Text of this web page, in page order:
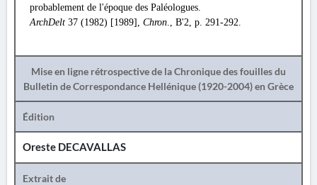
probablement de l'époque des Paléologues.
ArchDelt 37 (1982) [1989], Chron., B'2, p. 291-292.
Mise en ligne rétrospective de la Chronique des fouilles du
Bulletin de Correspondance Hellénique (1920-2004) en Grèce
Édition
Oreste DECAVALLAS
Extrait de